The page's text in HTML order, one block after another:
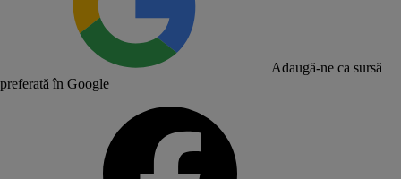
Adaugă-ne ca sursă
preferată în Google